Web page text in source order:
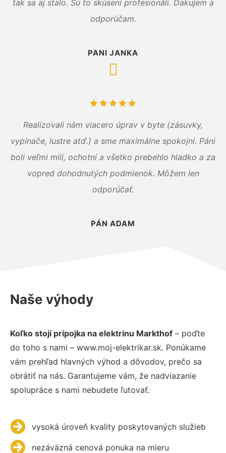
tak sa aj stalo. Sú to skúsení profesionáli. Ďakujem a
odporúčam.
PANI JANKA
Realizovali nám viacero úprav v byte (zásuvky,
vypínače, lustre atď.) a sme maximálne spokojní. Páni
boli veľmi milí, ochotní a všetko prebehlo hladko a za
vopred dohodnutých podmienok. Môžem len
odporúčať.
PÁN ADAM
Naše výhody
Koľko stojí prípojka na elektrinu Markthof – poďte
do toho s nami – www.moj-elektrikar.sk. Ponúkame
vám prehľad hlavných výhod a dôvodov, prečo sa
obrátiť na nás. Garantujeme vám, že nadviazanie
spolupráce s nami nebudete ľutovať.
vysoká úroveň kvality poskytovaných služieb
nezáväzná cenová ponuka na mieru